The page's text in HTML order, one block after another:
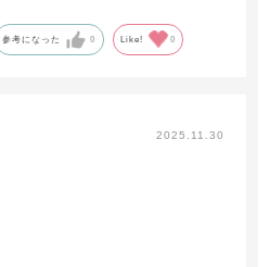
参考になった 0 Like! 0
2025.11.30